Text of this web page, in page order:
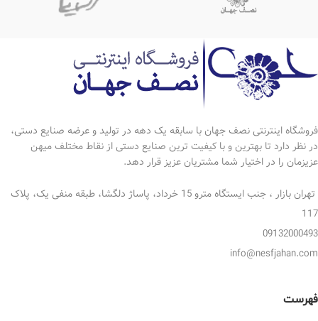
*طول آینه:47سانتی متر
*ارتفاع چراغ تک:51 سانتی متر
عرض چراغ تک:12 سانتی متر
فروشگاه اینترنتی نصف جهان با سابقه یک دهه در تولید و عرضه صنایع دستی،
در نظر دارد تا بهترین و با کیفیت ترین صنایع دستی از نقاط مختلف میهن
عزیزمان را در اختیار شما مشتریان عزیز قرار دهد.
تهران بازار ، جنب ایستگاه مترو 15 خرداد، پاساژ دلگشا، طبقه منفی یک، پلاک
117
09132000493
info@nesfjahan.com
فهرست